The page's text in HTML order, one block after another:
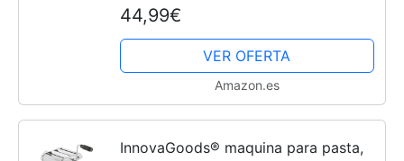
secador de pasta y 3 accesorios
para cortar espaguetis,...
44,99€
VER OFERTA
Amazon.es
InnovaGoods® maquina para pasta,